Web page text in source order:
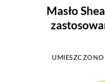
Masło
UMIESZCZONO